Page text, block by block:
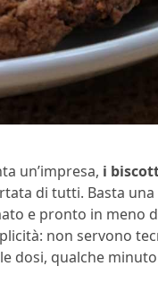
un’impresa, i
di tutti. Basta una
e pronto in meno
non servono
dosi, qualche